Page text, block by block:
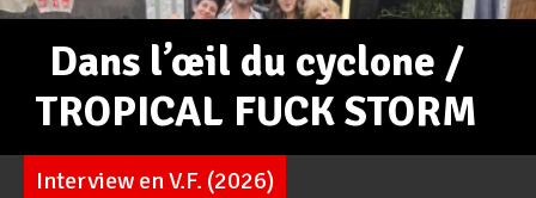
Dans l’œil du cyclone /
TROPICAL FUCK STORM
Interview en V.F. (2026)